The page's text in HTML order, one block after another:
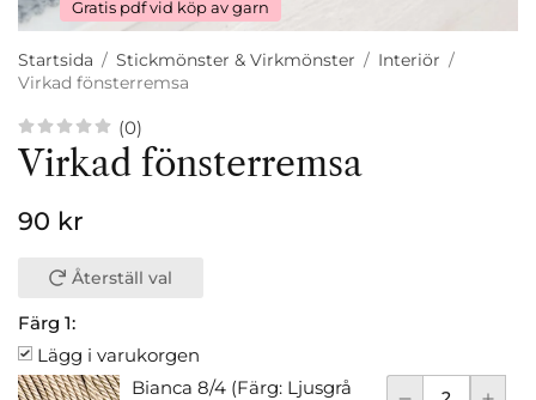
Gratis pdf vid köp av garn
Startsida / Stickmönster & Virkmönster / Interiör /
Virkad fönsterremsa
(0)
Virkad fönsterremsa
90 kr
Återställ val
Färg 1:
Lägg i varukorgen
Bianca 8/4 (Färg: Ljusgrå